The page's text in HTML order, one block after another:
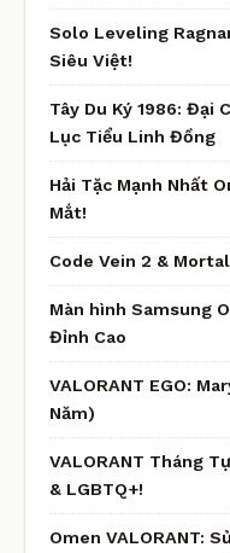
Solo Leveling
Siêu Việt!
Tây Du Ký 1986: Đại
Lục Tiểu Linh Đồng
Hải Tặc Mạnh Nhất
Mắt!
Code Vein 2 &
Màn hình Samsung
Đỉnh Cao
VALORANT EGO:
Năm)
VALORANT Tháng
& LGBTQ+!
Omen VALORANT: